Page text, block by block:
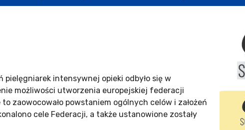
intensywnej opieki odbyło się w
możliwości utworzenia europejskiej federacji
zaowocowało powstaniem ogólnych celów i założeń
cele Federacji, a także ustanowione zostały